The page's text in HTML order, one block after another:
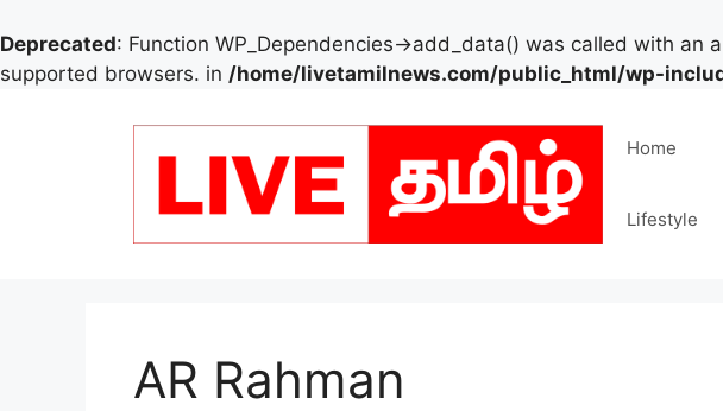
Deprecated: Function WP_Dependencies->add_data() was called with an
supported browsers. in /home/livetamilnews.com/public_html/wp-
Home
Lifestyle
AR Rahman